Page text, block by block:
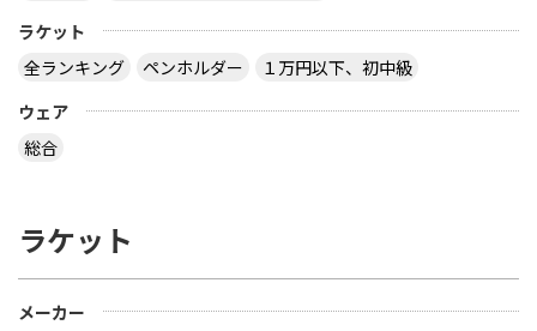
ラケット
全ランキング
ペンホルダー
１万円以下、初中級
ウェア
総合
ラケット
メーカー